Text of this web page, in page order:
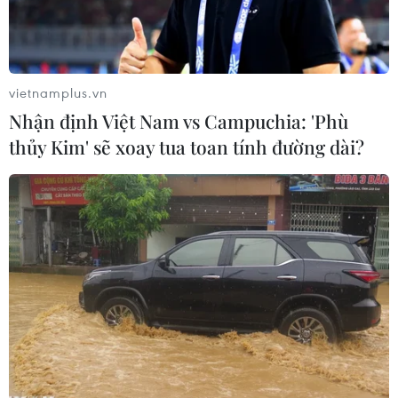
Ảnh minh họa. (Nguồn: Reuters)
Theo phóng viên TTXVN tại Mexico, Bộ Y tế
Mexico dự báo dịch COVID-19 ở nước này sẽ
bước sang giai đoạn 3 (cấp độ đại dịch) trong 10
ngày tới và đỉnh dịch sẽ rơi vào khoảng cuối
tháng Tư và đầu tháng Năm.
vietnamplus.vn
Nhận định Việt Nam vs Campuchia: 'Phù
thủy Kim' sẽ xoay tua toan tính đường dài?